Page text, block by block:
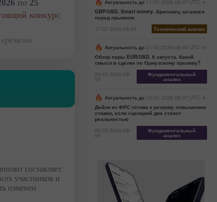
по 25
конкурс
составляет
участников и
изменен
Актуальность до 11:00 2026-08-07 UTC--4
GBP/USD. Smart money. Британец затаился
перед прыжком
17:07 2026-08-06
Технический анализ
Актуальность до 21:00 2026-08-06 UTC--4
Обзор пары EUR/USD. 6 августа. Какой
смысл в сделке по Ормузскому проливу?
03:42 2026-08-
06
Фундаментальный
анализ
Актуальность до 03:00 2026-08-07 UTC--4
Дейли из ФРС готова к резкому повышению
ставки, если сценарий два станет
реальностью
09:05 2026-08-
06
Фундаментальный
анализ